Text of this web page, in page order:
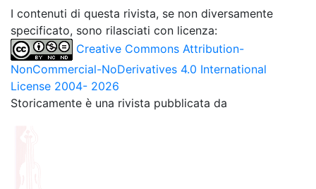
I contenuti di questa rivista, se non diversamente
specificato, sono rilasciati con licenza:
Creative Commons Attribution-
NonCommercial-NoDerivatives 4.0 International
License 2004- 2026
Storicamente è una rivista pubblicata da